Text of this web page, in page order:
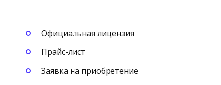
Официальная лицензия
Прайс-лист
Заявка на приобретение